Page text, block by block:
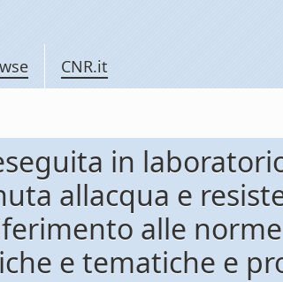
CNR.it
in
allacqua e
alle norme
e tematiche e